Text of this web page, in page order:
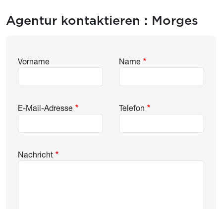
Agentur kontaktieren : Morges
Vorname Name
E-Mail-Adresse Telefon
Nachricht